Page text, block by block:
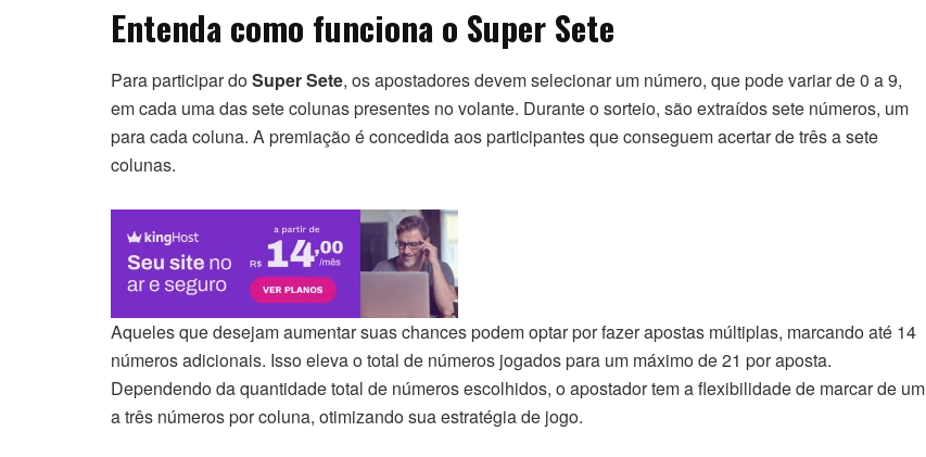
Entenda como funciona o Super Sete
Para participar doSuper Sete, os apostadores devem selecionar um número, que pode variar de 0 a 9,
em cada uma das sete colunas presentes no volante. Durante o sorteio, são extraídos sete números, um
para cada coluna. A premiação é concedida aos participantes que conseguem acertar de três a sete
colunas.
Aqueles que desejam aumentar suas chances podem optar por fazer apostas múltiplas, marcando até 14
números adicionais. Isso eleva o total de números jogados para um máximo de 21 por aposta.
Dependendo da quantidade total de números escolhidos, o apostador tem a flexibilidade de marcar de um
a três números por coluna, otimizando sua estratégia de jogo.